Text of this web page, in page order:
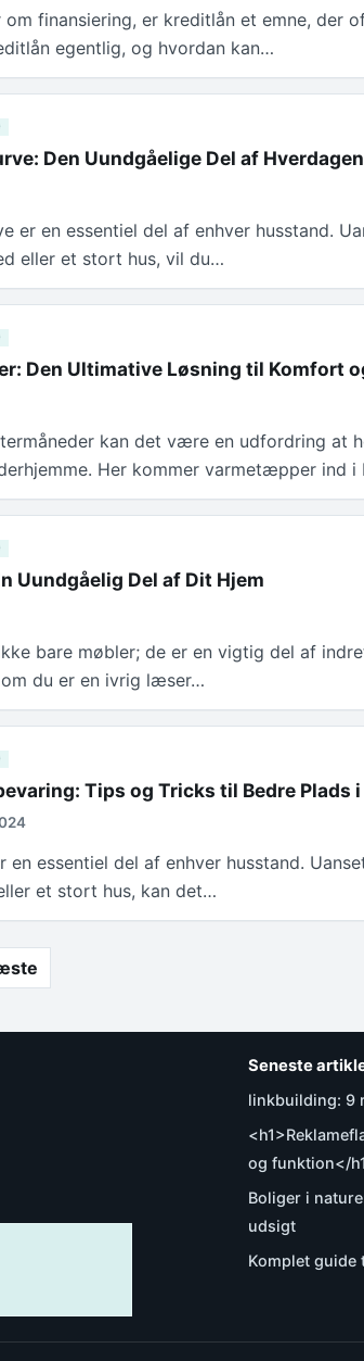
om finansiering, er kreditlån et emne, der
egentlig, og hvordan kan…
Den Uundgåelige Del af Hverdagen
er en essentiel del af enhver husstand.
eller et stort hus, vil du…
Den Ultimative Løsning til Komfort
kan det være en udfordring at
Her kommer varmetæpper ind
Uundgåelig Del af Dit Hjem
bare møbler; de er en vigtig del af
om du er en ivrig læser…
Tips og Tricks til Bedre Plads
en essentiel del af enhver husstand.
et stort hus, kan det…
Seneste
linkbuilding: 9
og funktion</
Boliger i
udsigt
Komplet guide